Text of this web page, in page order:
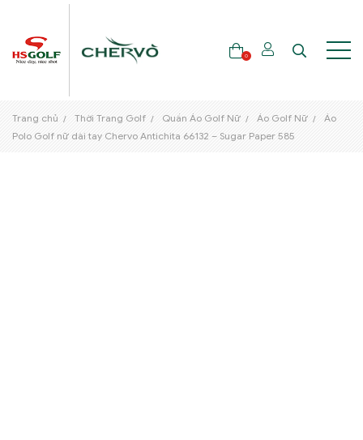
THƯƠNG HIỆU
0
Trang chủ Thời Trang Golf Quần Áo Golf Nữ Áo Golf Nữ
Áo
Polo Golf nữ dài tay Chervo Antichita 66132 – Sugar Paper 585